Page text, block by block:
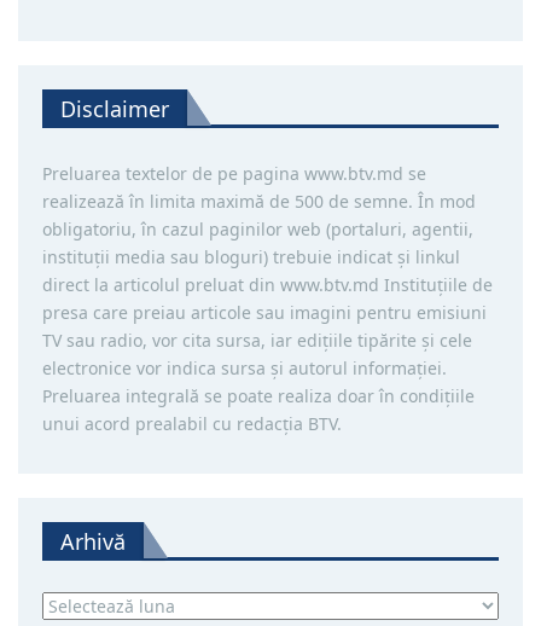
Disclaimer
Preluarea textelor de pe pagina www.btv.md se
realizează în limita maximă de 500 de semne. În mod
obligatoriu, în cazul paginilor web (portaluri, agentii,
instituţii media sau bloguri) trebuie indicat şi linkul
direct la articolul preluat din www.btv.md Instituţiile de
presa care preiau articole sau imagini pentru emisiuni
TV sau radio, vor cita sursa, iar ediţiile tipărite și cele
electronice vor indica sursa şi autorul informaţiei.
Preluarea integrală se poate realiza doar în condiţiile
unui acord prealabil cu redacţia BTV.
Arhivă
Arhivă